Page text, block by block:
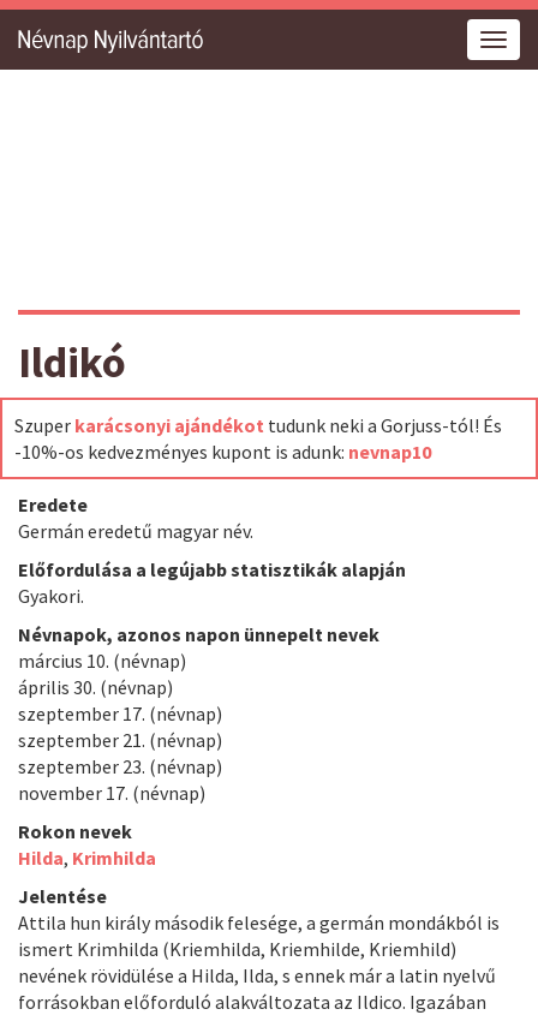
Ildikó
Szuper karácsonyi ajándékot tudunk neki a Gorjuss-tól! És
-10%-os kedvezményes kupont is adunk: nevnap10
Eredete
Germán eredetű magyar név.
Előfordulása a legújabb statisztikák alapján
Gyakori.
Névnapok, azonos napon ünnepelt nevek
március 10. (névnap)
április 30. (névnap)
szeptember 17. (névnap)
szeptember 21. (névnap)
szeptember 23. (névnap)
november 17. (névnap)
Rokon nevek
Hilda, Krimhilda
Jelentése
Attila hun király második felesége, a germán mondákból is
ismert Krimhilda (Kriemhilda, Kriemhilde, Kriemhild)
nevének rövidülése a Hilda, Ilda, s ennek már a latin nyelvű
forrásokban előforduló alakváltozata az Ildico. Igazában